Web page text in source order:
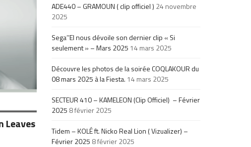
Leaves
ADE440 – GRAMOUN ( clip officiel ) 24 novembre
2025
Sega’’El nous dévoile son dernier clip « Si
seulement » – Mars 2025 14 mars 2025
Découvre les photos de la soirée COQLAKOUR du
08 mars 2025 à la Fiesta. 14 mars 2025
SECTEUR 410 – KAMELEON (Clip Officiel) – Février
2025 8 février 2025
Tidem – KOLÉ ft. Nicko Real Lion ( Vizualizer) –
Février 2025 8 février 2025